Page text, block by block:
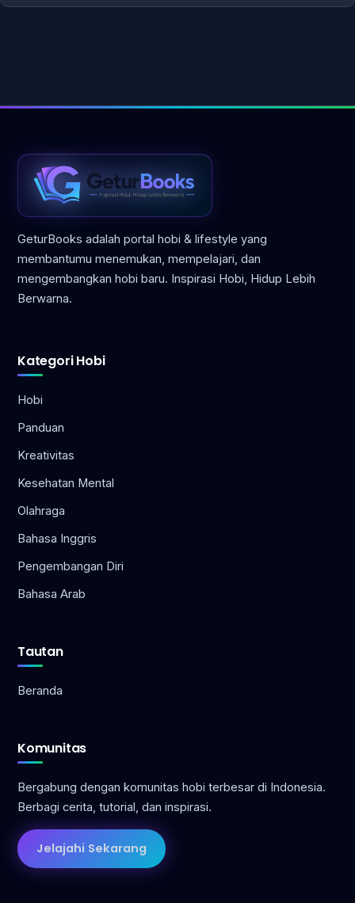
GeturBooks adalah portal hobi & lifestyle yang
membantumu menemukan, mempelajari, dan
mengembangkan hobi baru. Inspirasi Hobi, Hidup Lebih
Berwarna.
Kategori Hobi
Hobi
Panduan
Kreativitas
Kesehatan Mental
Olahraga
Bahasa Inggris
Pengembangan Diri
Bahasa Arab
Tautan
Beranda
Komunitas
Bergabung dengan komunitas hobi terbesar di Indonesia.
Berbagi cerita, tutorial, dan inspirasi.
Jelajahi Sekarang